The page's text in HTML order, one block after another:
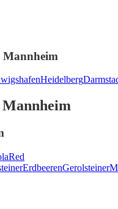
Heidelberg
Red
ErdbeerenGerolsteiner